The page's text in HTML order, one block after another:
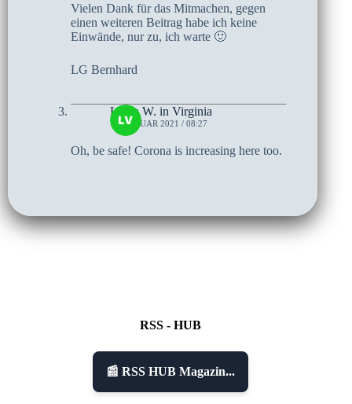
Vielen Dank für das Mitmachen, gegen
einen weiteren Beitrag habe ich keine
Einwände, nur zu, ich warte 🙂
LG Bernhard
Linda W. in Virginia
13. JANUAR 2021 / 08:27
Oh, be safe! Corona is increasing here too.
RSS - HUB
📰 RSS HUB Magazin...